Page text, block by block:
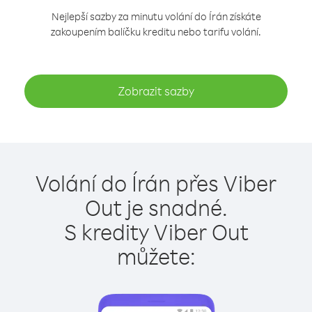
Nejlepší sazby za minutu volání do Írán získáte
zakoupením balíčku kreditu nebo tarifu volání.
Zobrazit sazby
Volání do Írán přes Viber
Out je snadné.
S kredity Viber Out
můžete: